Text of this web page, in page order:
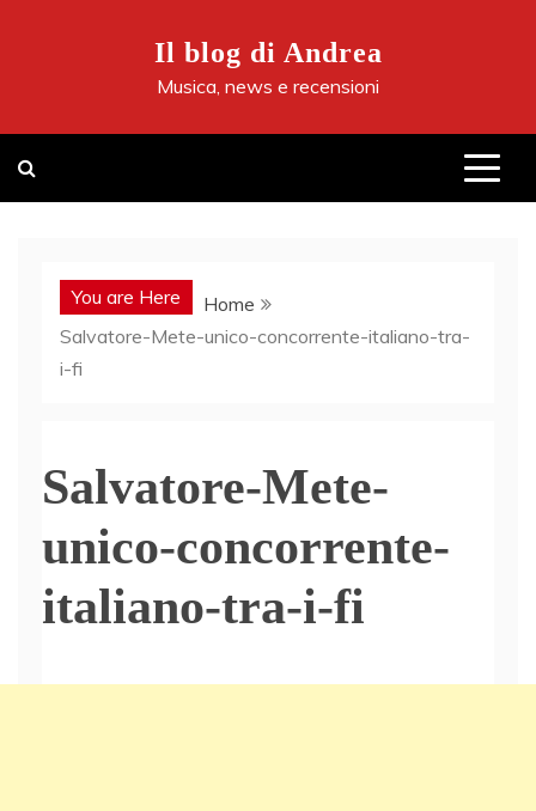
Il blog di Andrea
Musica, news e recensioni
You are Here
Home
Salvatore-Mete-unico-concorrente-italiano-tra-
i-fi
Salvatore-Mete-
unico-concorrente-
italiano-tra-i-fi